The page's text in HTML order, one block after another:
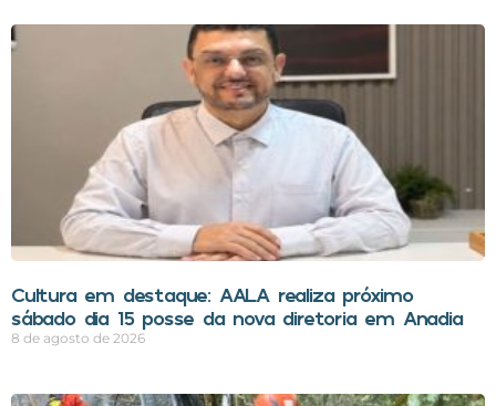
Cultura em destaque: AALA realiza próximo
sábado dia 15 posse da nova diretoria em Anadia
8 de agosto de 2026